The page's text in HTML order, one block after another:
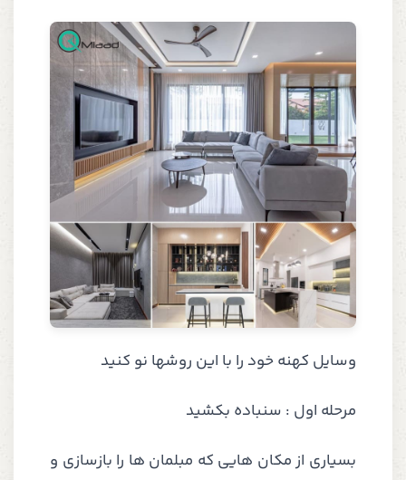
وسایل کهنه خود را با این روشها نو کنید
مرحله اول : سنباده بکشید
بسیاری از مکان هایی که مبلمان ها را بازسازی و